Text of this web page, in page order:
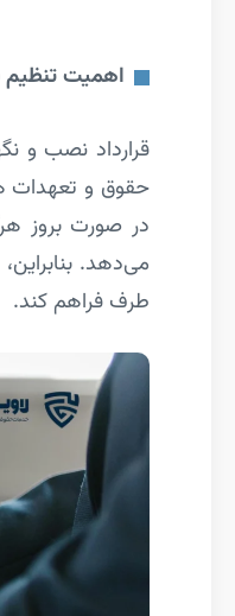
اهمیت تنظیم
قرارداد نصب و
حقوق و تعهدات
در صورت بروز
می‌دهد.
طرف فراهم کند.